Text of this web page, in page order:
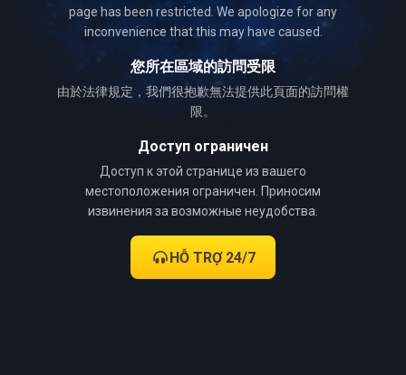
page has been restricted. We apologize for any
inconvenience that this may have caused.
您所在區域的訪問受限
由於法律規定，我們很抱歉無法提供此頁面的訪問權
限。
Доступ ограничен
Доступ к этой странице из вашего
местоположения ограничен. Приносим
извинения за возможные неудобства.
HỖ TRỢ 24/7